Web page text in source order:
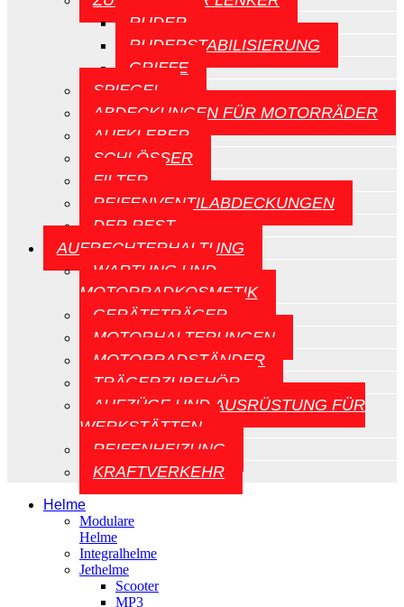
RUDER
RUDERSTABILISIERUNG
GRIFFE
SPIEGEL
ABDECKUNGEN FÜR MOTORRÄDER
AUFKLEBER
SCHLÖSSER
FILTER
REIFENVENTILABDECKUNGEN
DER REST
AUFRECHTERHALTUNG
WARTUNG UND
MOTORRADKOSMETIK
GERÄTETRÄGER
MOTORHALTERUNGEN
MOTORRADSTÄNDER
TRÄGERZUBEHÖR
AUFZÜGE UND AUSRÜSTUNG FÜR
WERKSTÄTTEN
REIFENHEIZUNG
KRAFTVERKEHR
Helme
Modulare
Helme
Integralhelme
Jethelme
Scooter
MP3